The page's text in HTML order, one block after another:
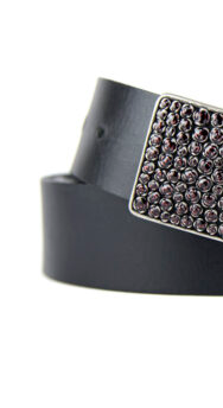
môžete
vybrať
na
stránke
produktu.